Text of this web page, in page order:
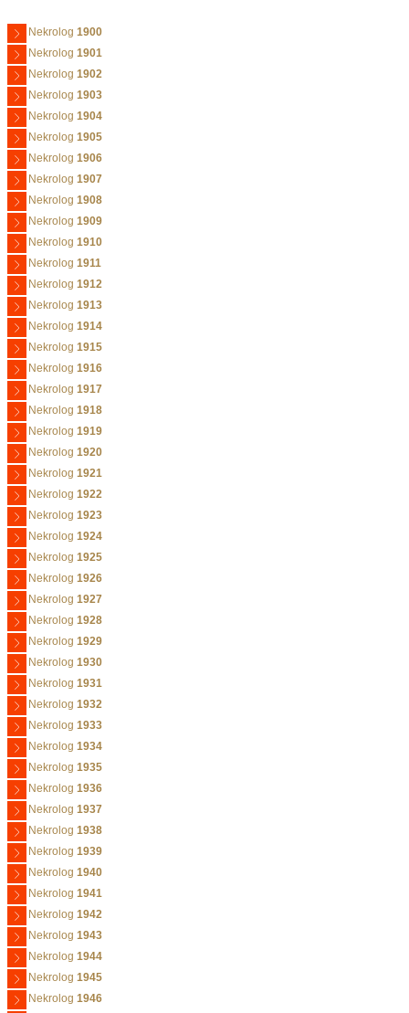
Nekrolog 1900
Nekrolog 1901
Nekrolog 1902
Nekrolog 1903
Nekrolog 1904
Nekrolog 1905
Nekrolog 1906
Nekrolog 1907
Nekrolog 1908
Nekrolog 1909
Nekrolog 1910
Nekrolog 1911
Nekrolog 1912
Nekrolog 1913
Nekrolog 1914
Nekrolog 1915
Nekrolog 1916
Nekrolog 1917
Nekrolog 1918
Nekrolog 1919
Nekrolog 1920
Nekrolog 1921
Nekrolog 1922
Nekrolog 1923
Nekrolog 1924
Nekrolog 1925
Nekrolog 1926
Nekrolog 1927
Nekrolog 1928
Nekrolog 1929
Nekrolog 1930
Nekrolog 1931
Nekrolog 1932
Nekrolog 1933
Nekrolog 1934
Nekrolog 1935
Nekrolog 1936
Nekrolog 1937
Nekrolog 1938
Nekrolog 1939
Nekrolog 1940
Nekrolog 1941
Nekrolog 1942
Nekrolog 1943
Nekrolog 1944
Nekrolog 1945
Nekrolog 1946